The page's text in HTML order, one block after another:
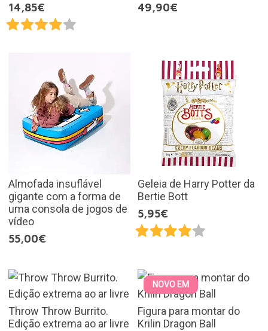
14,85€
49,90€
Almofada insuflável
gigante com a forma de
uma consola de jogos de
vídeo
55,00€
Geleia de Harry Potter da
Bertie Bott
5,95€
Throw Throw Burrito.
Edição extrema ao ar livre
NOVO EM
Figura para montar do
Krilin Dragon Ball